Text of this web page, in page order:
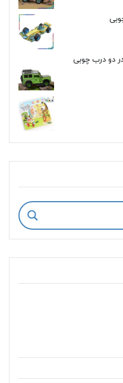
دو درب چوبی